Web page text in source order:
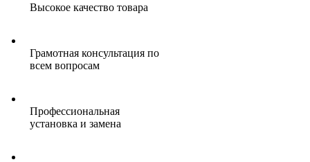
Высокое качество товара
Грамотная консультация по
всем вопросам
Профессиональная
установка и замена